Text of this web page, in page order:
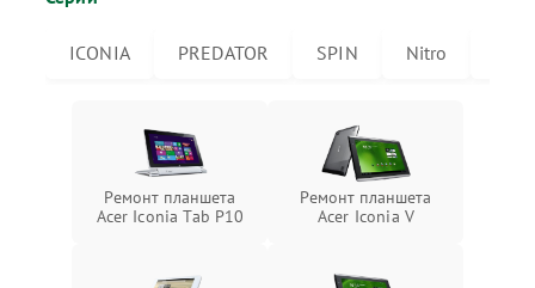
ICONIA PREDATOR SPIN Nitro
Ремонт планшета
Acer Iconia Tab P10
Ремонт планшета
Acer Iconia V